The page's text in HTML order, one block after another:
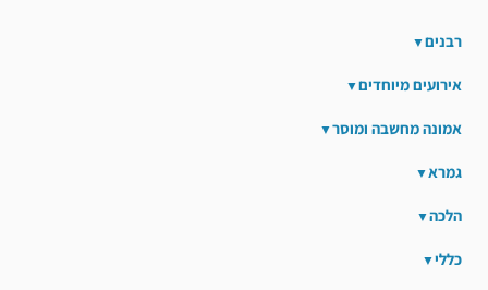
רבנים
אירועים מיוחדים
אמונה מחשבה ומוסר
גמרא
הלכה
כללי